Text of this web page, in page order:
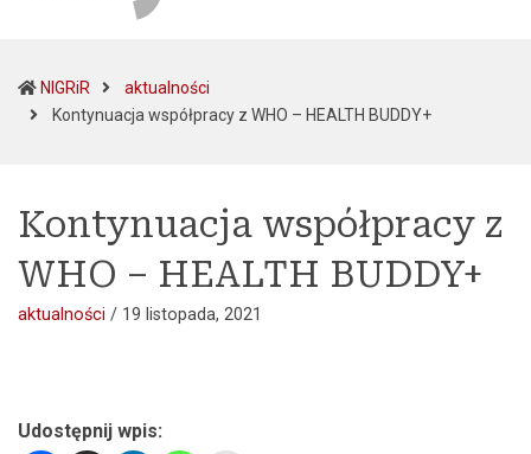
NIGRiR
aktualności
Kontynuacja współpracy z WHO – HEALTH BUDDY+(current)
Kontynuacja współpracy z
WHO – HEALTH BUDDY+
aktualności / 19 listopada, 2021
Udostępnij wpis: